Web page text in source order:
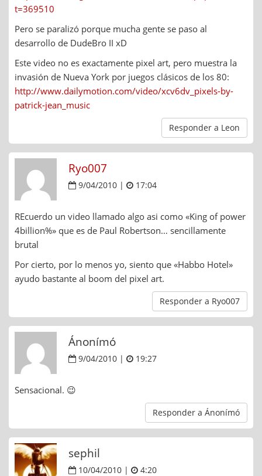
t=369510
Pero se paralizó porque mucha gente se paso al
desarrollo de DudeBro II xD
Este video no es exactamente pixel art, pero muestra la
invasión de Nueva York por juegos clásicos de los 80:
http://www.dailymotion.com/video/xcv6dv_pixels-by-
patrick-jean_music
Responder a Leon
Ryo007
9/04/2010 | 17:04
REcuerdo un video llamado algo asi como «King of power
4billion%» que es de Paul Robertson… sencillamente
brutal
Por cierto, por lo menos yo, siento que «Habbo Hotel»
ayudo bastante al boom del pixel art.
Responder a Ryo007
Ánonímó
9/04/2010 | 19:27
Sensacional. 😉
Responder a Ánonímó
sephil
10/04/2010 | 4:20